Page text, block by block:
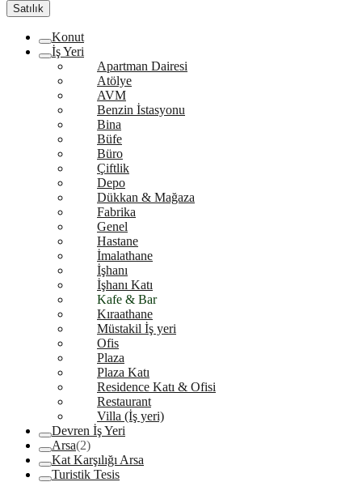
Satılık
Konut
İş Yeri
Apartman Dairesi
Atölye
AVM
Benzin İstasyonu
Bina
Büfe
Büro
Çiftlik
Depo
Dükkan & Mağaza
Fabrika
Genel
Hastane
İmalathane
İşhanı
İşhanı Katı
Kafe & Bar
Kıraathane
Müstakil İş yeri
Ofis
Plaza
Plaza Katı
Residence Katı & Ofisi
Restaurant
Villa (İş yeri)
Devren İş Yeri
Arsa(2)
Kat Karşılığı Arsa
Turistik Tesis